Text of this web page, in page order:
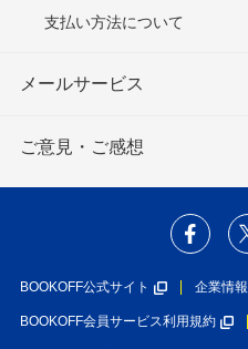
支払い方法について
メールサービス
ご意見・ご感想
BOOKOFF公式サイト 企業情報
BOOKOFF会員サービス利用規約